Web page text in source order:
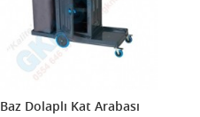
Baz Dolaplı Kat Arabası